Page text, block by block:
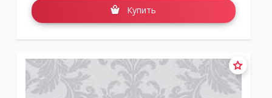
Купить